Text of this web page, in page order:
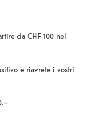
da CHF 100 nel
e riavrete i vostri